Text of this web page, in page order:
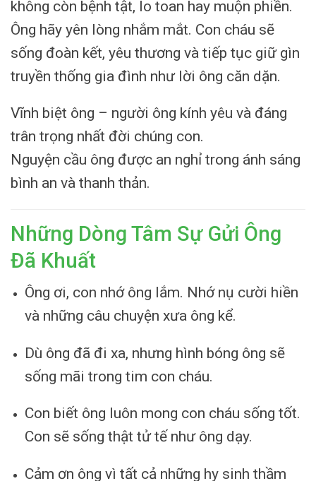
không còn bệnh tật, lo toan hay muộn phiền.
Ông hãy yên lòng nhắm mắt. Con cháu sẽ
sống đoàn kết, yêu thương và tiếp tục giữ gìn
truyền thống gia đình như lời ông căn dặn.
Vĩnh biệt ông – người ông kính yêu và đáng
trân trọng nhất đời chúng con.
Nguyện cầu ông được an nghỉ trong ánh sáng
bình an và thanh thản.
Những Dòng Tâm Sự Gửi Ông
Đã Khuất
Ông ơi, con nhớ ông lắm. Nhớ nụ cười hiền
và những câu chuyện xưa ông kể.
Dù ông đã đi xa, nhưng hình bóng ông sẽ
sống mãi trong tim con cháu.
Con biết ông luôn mong con cháu sống tốt.
Con sẽ sống thật tử tế như ông dạy.
Cảm ơn ông vì tất cả những hy sinh thầm